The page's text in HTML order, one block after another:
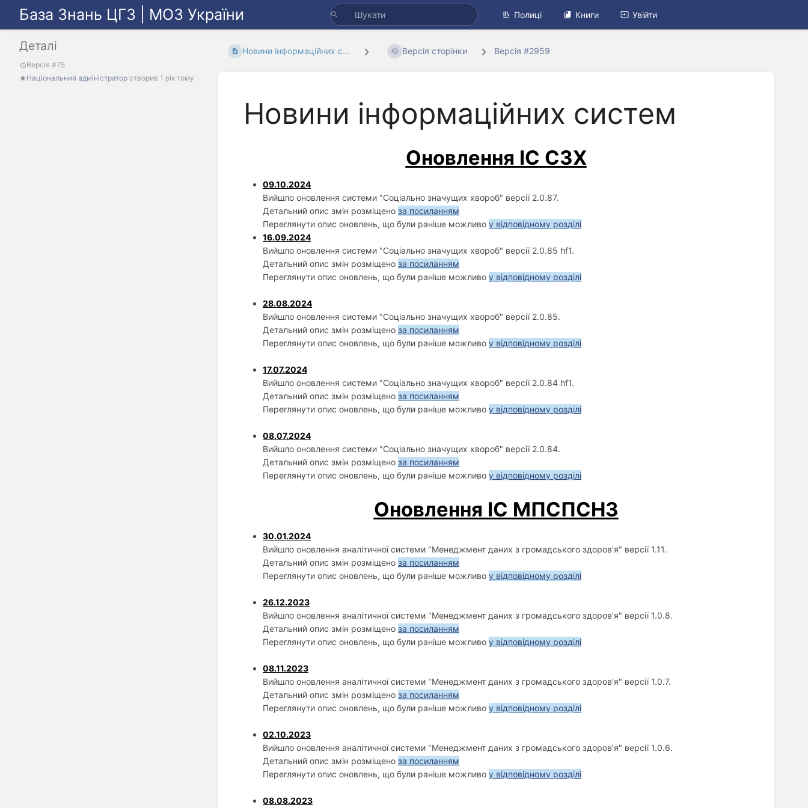
База Знань ЦГЗ | МОЗ України Полиці Книги Увійти
Деталі
Версія #75
Національний адміністратор створив 1 рік тому
Новини інформаційних с... Версія сторінки Версія #2959
Новини інформаційних систем
Оновлення ІС СЗХ
09.10.2024
Вийшло оновлення системи "Соціально значущих хвороб" версії 2.0.87.
Детальний опис змін розміщено за посиланням
Переглянути опис оновлень, що були раніше можливо у відповідному розділі
16.09.2024
Вийшло оновлення системи "Соціально значущих хвороб" версії 2.0.85 hf1.
Детальний опис змін розміщено за посиланням
Переглянути опис оновлень, що були раніше можливо у відповідному розділі
28.08.2024
Вийшло оновлення системи "Соціально значущих хвороб" версії 2.0.85.
Детальний опис змін розміщено за посиланням
Переглянути опис оновлень, що були раніше можливо у відповідному розділі
17.07.2024
Вийшло оновлення системи "Соціально значущих хвороб" версії 2.0.84 hf1.
Детальний опис змін розміщено за посиланням
Переглянути опис оновлень, що були раніше можливо у відповідному розділі
08.07.2024
Вийшло оновлення системи "Соціально значущих хвороб" версії 2.0.84.
Детальний опис змін розміщено за посиланням
Переглянути опис оновлень, що були раніше можливо у відповідному розділі
Оновлення ІС МПСПСНЗ
30.01.2024
Вийшло оновлення аналітичної системи "Менеджмент даних з громадського здоров’я" версії 1.11.
Детальний опис змін розміщено за посиланням
Переглянути опис оновлень, що були раніше можливо у відповідному розділі
26.12.2023
Вийшло оновлення аналітичної системи "Менеджмент даних з громадського здоров’я" версії 1.0.8.
Детальний опис змін розміщено за посиланням
Переглянути опис оновлень, що були раніше можливо у відповідному розділі
08.11.2023
Вийшло оновлення аналітичної системи "Менеджмент даних з громадського здоров’я" версії 1.0.7.
Детальний опис змін розміщено за посиланням
Переглянути опис оновлень, що були раніше можливо у відповідному розділі
02.10.2023
Вийшло оновлення аналітичної системи "Менеджмент даних з громадського здоров’я" версії 1.0.6.
Детальний опис змін розміщено за посиланням
Переглянути опис оновлень, що були раніше можливо у відповідному розділі
08.08.2023